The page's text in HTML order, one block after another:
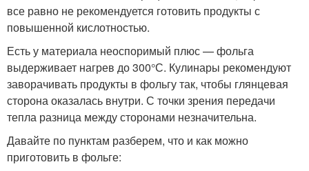
все равно не рекомендуется готовить продукты с
повышенной кислотностью.
Есть у материала неоспоримый плюс — фольга
выдерживает нагрев до 300°С. Кулинары рекомендуют
заворачивать продукты в фольгу так, чтобы глянцевая
сторона оказалась внутри. С точки зрения передачи
тепла разница между сторонами незначительна.
Давайте по пунктам разберем, что и как можно
приготовить в фольге: